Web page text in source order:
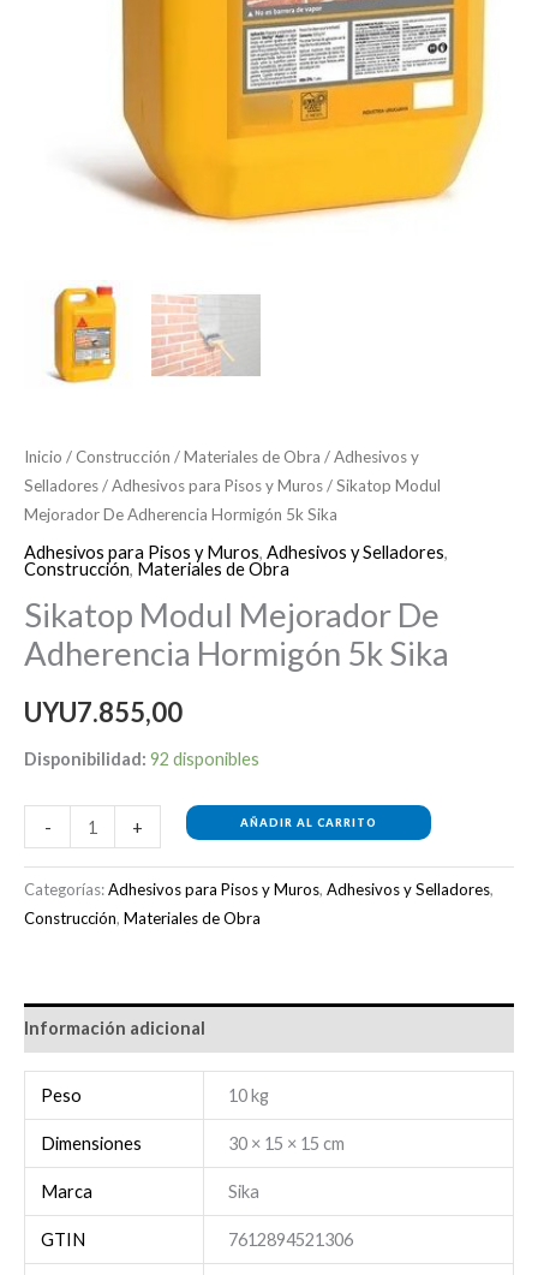
Inicio / Construcción /Materiales de Obra /Adhesivos y
Selladores/Adhesivos para Pisos y Muros/ Sikatop Modul
Mejorador De Adherencia Hormigón 5k Sika
Adhesivos para Pisos y Muros, Adhesivos y Selladores,
Construcción, Materiales de Obra
Sikatop Modul Mejorador De
Adherencia Hormigón 5k Sika
UYU7.855,00
Disponibilidad: 92 disponibles
- + AÑADIR AL CARRITO
Categorías:Adhesivos para Pisos y Muros, Adhesivos y Selladores,
Construcción, Materiales de Obra
Información adicional
Peso 10 kg
Dimensiones 30 × 15 × 15 cm
Marca Sika
GTIN 7612894521306